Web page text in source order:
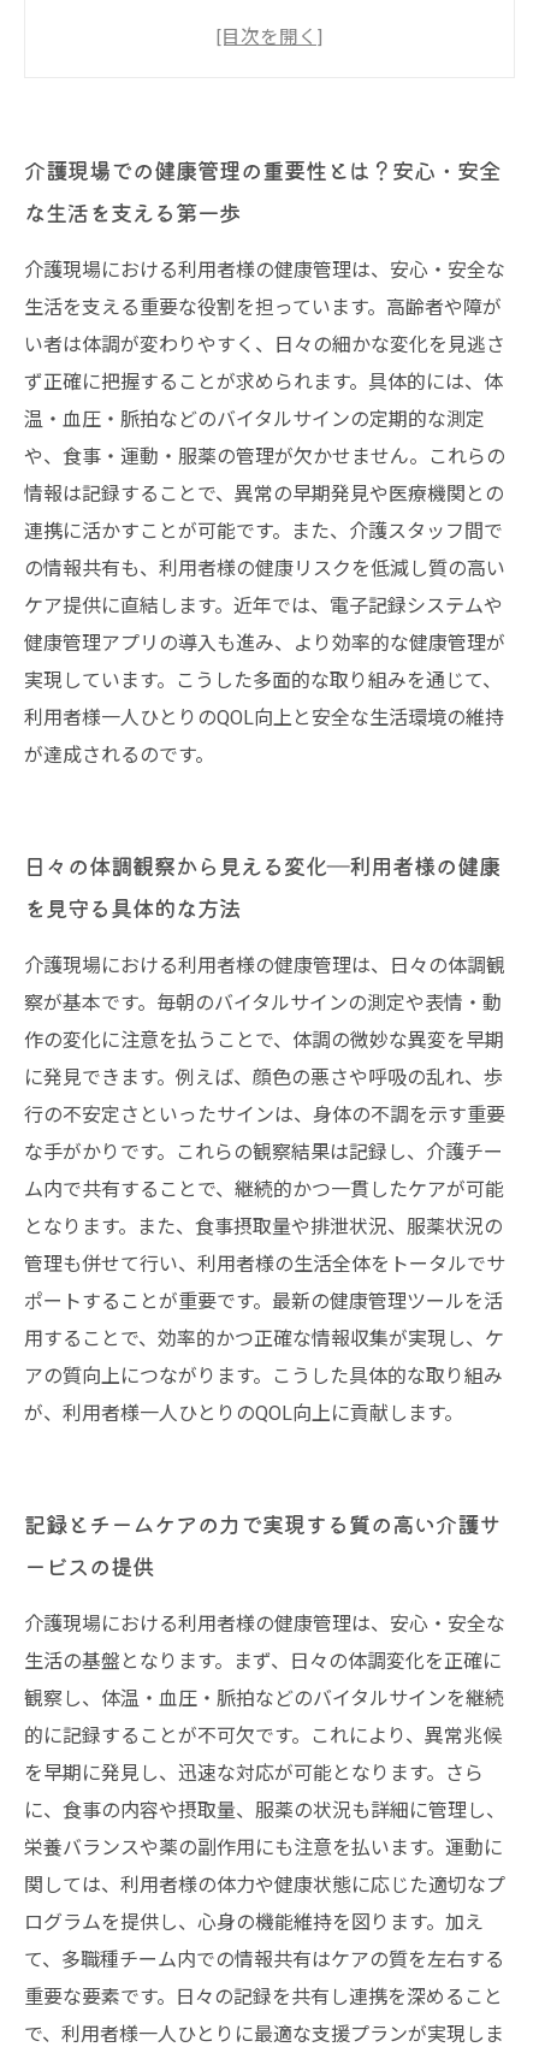
康を見守る具体的な方法
康リスクを未然に防ぐ
最新ツール活用で進化する健康管理―介護現場
のより良い未来へ
介護現場で実践できる利用者様の健康管理法ま
とめ
一人ひとりのQOL向上を目指す！介護現場でで
きる効果的な健康管理とは？
介護現場での健康管理の重要性とは？安心・安全
な生活を支える第一歩
介護現場における利用者様の健康管理は、安心・安全な
生活を支える重要な役割を担っています。高齢者や障が
い者は体調が変わりやすく、日々の細かな変化を見逃さ
ず正確に把握することが求められます。具体的には、体
温・血圧・脈拍などのバイタルサインの定期的な測定
や、食事・運動・服薬の管理が欠かせません。これらの
情報は記録することで、異常の早期発見や医療機関との
連携に活かすことが可能です。また、介護スタッフ間で
の情報共有も、利用者様の健康リスクを低減し質の高い
ケア提供に直結します。近年では、電子記録システムや
健康管理アプリの導入も進み、より効率的な健康管理が
実現しています。こうした多面的な取り組みを通じて、
利用者様一人ひとりのQOL向上と安全な生活環境の維持
が達成されるのです。
日々の体調観察から見える変化―利用者様の健康
を見守る具体的な方法
介護現場における利用者様の健康管理は、日々の体調観
察が基本です。毎朝のバイタルサインの測定や表情・動
作の変化に注意を払うことで、体調の微妙な異変を早期
に発見できます。例えば、顔色の悪さや呼吸の乱れ、歩
行の不安定さといったサインは、身体の不調を示す重要
な手がかりです。これらの観察結果は記録し、介護チー
ム内で共有することで、継続的かつ一貫したケアが可能
となります。また、食事摂取量や排泄状況、服薬状況の
管理も併せて行い、利用者様の生活全体をトータルでサ
ポートすることが重要です。最新の健康管理ツールを活
用することで、効率的かつ正確な情報収集が実現し、ケ
アの質向上につながります。こうした具体的な取り組み
が、利用者様一人ひとりのQOL向上に貢献します。
記録とチームケアの力で実現する質の高い介護サ
ービスの提供
介護現場における利用者様の健康管理は、安心・安全な
生活の基盤となります。まず、日々の体調変化を正確に
観察し、体温・血圧・脈拍などのバイタルサインを継続
的に記録することが不可欠です。これにより、異常兆候
を早期に発見し、迅速な対応が可能となります。さら
に、食事の内容や摂取量、服薬の状況も詳細に管理し、
栄養バランスや薬の副作用にも注意を払います。運動に
関しては、利用者様の体力や健康状態に応じた適切なプ
ログラムを提供し、心身の機能維持を図ります。加え
て、多職種チーム内での情報共有はケアの質を左右する
重要な要素です。日々の記録を共有し連携を深めること
で、利用者様一人ひとりに最適な支援プランが実現しま